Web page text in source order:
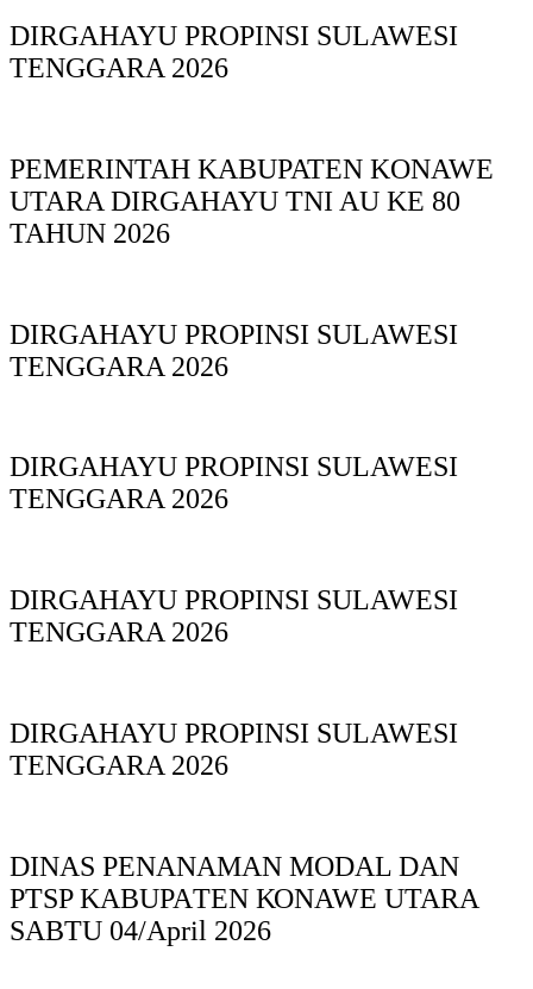
DIRGAHAYU PROPINSI SULAWESI
TENGGARA 2026
PEMERINTAH KABUPATEN KONAWE
UTARA DIRGAHAYU TNI AU KE 80
TAHUN 2026
DIRGAHAYU PROPINSI SULAWESI
TENGGARA 2026
DIRGAHAYU PROPINSI SULAWESI
TENGGARA 2026
DIRGAHAYU PROPINSI SULAWESI
TENGGARA 2026
DIRGAHAYU PROPINSI SULAWESI
TENGGARA 2026
DINAS PΕΝΑΝΑΜAN MODAL DAN
PTSP KABUPAΤΕΝ ΚΟNAWE UTARA
SABTU 04/April 2026